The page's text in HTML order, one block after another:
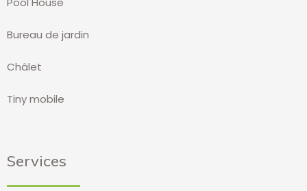
Bureau de jardin
Châlet
Tiny mobile
Services